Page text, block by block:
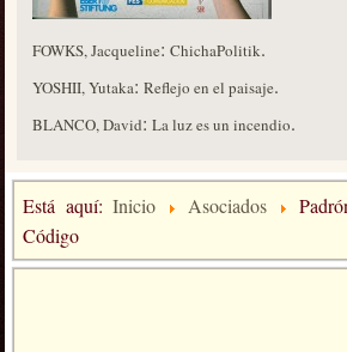
FOWKS, Jacqueline:ChichaPolitik.
YOSHII, Yutaka:Reflejo en el paisaje.
BLANCO, David:La luz es un incendio.
Está aquí:Inicio Asociados
Código